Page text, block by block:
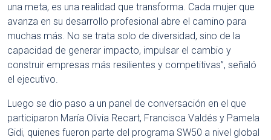
una meta, es una realidad que transforma. Cada mujer que
avanza en su desarrollo profesional abre el camino para
muchas más. No se trata solo de diversidad, sino de la
capacidad de generar impacto, impulsar el cambio y
construir empresas más resilientes y competitivas”, señaló
el ejecutivo.
Luego se dio paso a un panel de conversación en el que
participaron María Olivia Recart, Francisca Valdés y Pamela
Gidi, quienes fueron parte del programa SW50 a nivel global